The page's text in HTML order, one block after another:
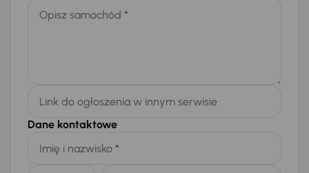
Opisz samochód *
Link do ogłoszenia w innym serwisie
Dane kontaktowe
Imię i nazwisko *